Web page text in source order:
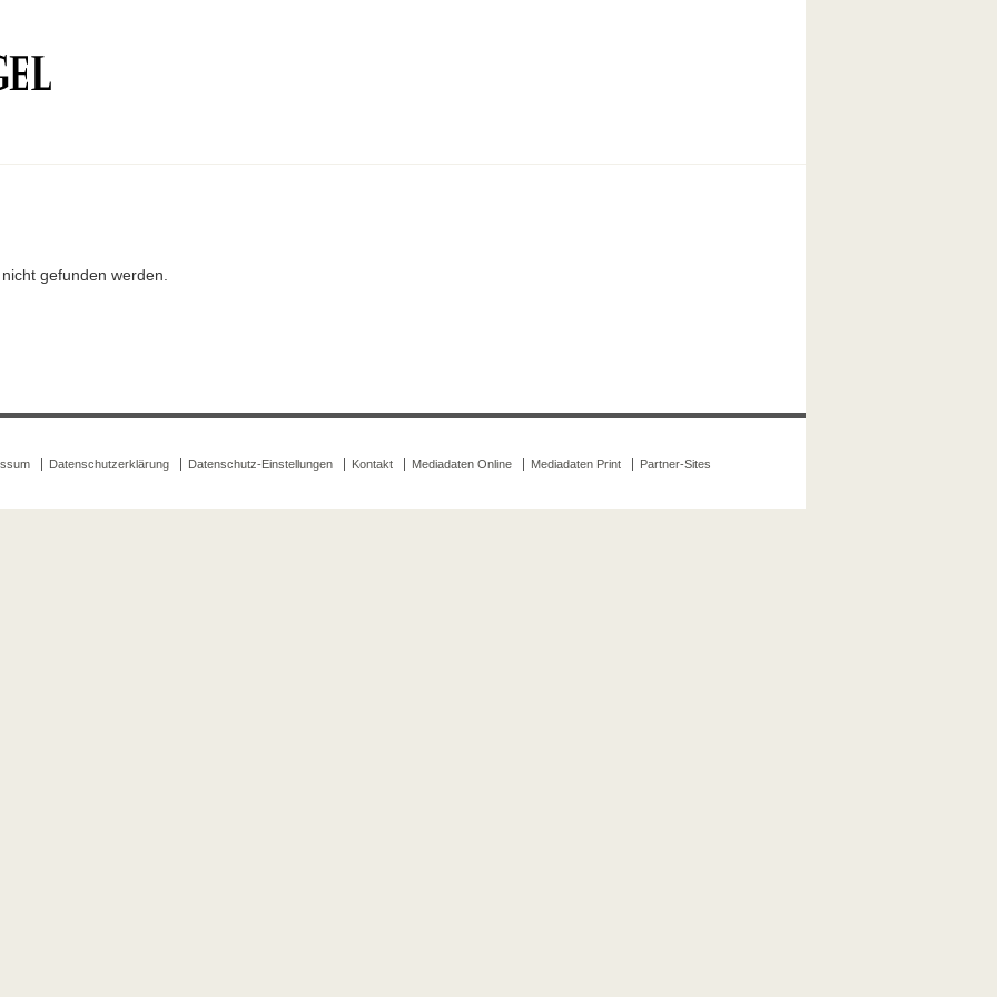
gefunden werden.
Datenschutzerklärung Datenschutz-Einstellungen Kontakt Mediadaten Online Mediadaten Print Partner-Sites